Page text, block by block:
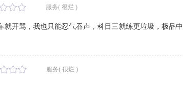
服务( 很烂 )
开骂，我也只能忍气吞声，科目三就练更垃圾，极品
服务( 很烂 )